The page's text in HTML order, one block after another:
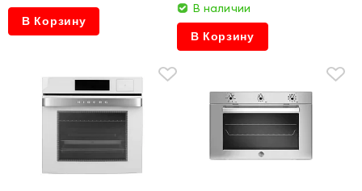
В Корзину
В наличии
В Корзину